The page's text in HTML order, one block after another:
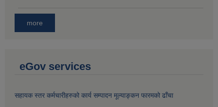
more
eGov services
सहायक स्तर कर्मचारीहरुको कार्य सम्पादन मूल्याङ्कन फारमको ढाँचा